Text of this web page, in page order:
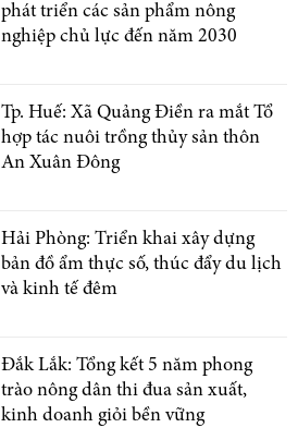
phát triển các sản phẩm nông
nghiệp chủ lực đến năm 2030
Tp. Huế: Xã Quảng Điền ra mắt Tổ
hợp tác nuôi trồng thủy sản thôn
An Xuân Đông
Hải Phòng: Triển khai xây dựng
bản đồ ẩm thực số, thúc đẩy du lịch
và kinh tế đêm
Đắk Lắk: Tổng kết 5 năm phong
trào nông dân thi đua sản xuất,
kinh doanh giỏi bền vững